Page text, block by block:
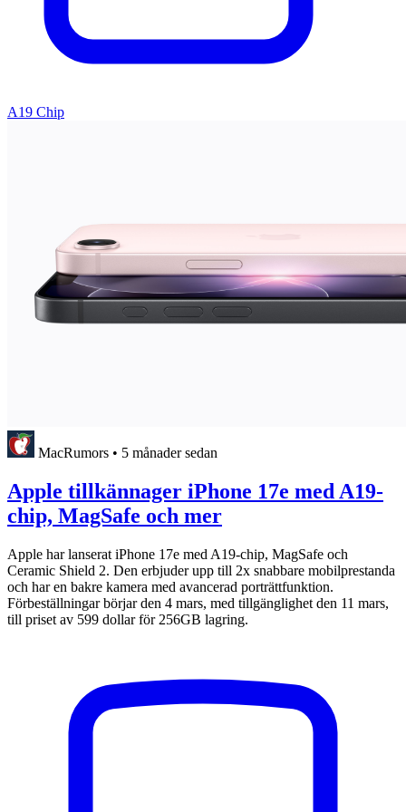
A19 Chip
MacRumors • 5 månader sedan
Apple tillkännager iPhone 17e med A19-
chip, MagSafe och mer
Apple har lanserat iPhone 17e med A19-chip, MagSafe och
Ceramic Shield 2. Den erbjuder upp till 2x snabbare mobilprestanda
och har en bakre kamera med avancerad porträttfunktion.
Förbeställningar börjar den 4 mars, med tillgänglighet den 11 mars,
till priset av 599 dollar för 256GB lagring.